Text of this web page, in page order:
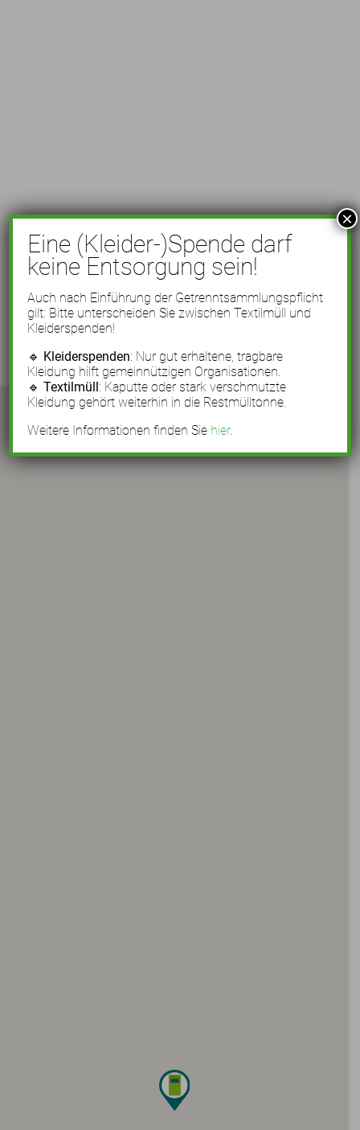
Eine (Kleider-)Spende darf
keine Entsorgung sein!
Auch nach Einführung der Getrenntsammlungspflicht
gilt: Bitte unterscheiden Sie zwischen Textilmüll und
Kleiderspenden!
🔹 Kleiderspenden: Nur gut erhaltene, tragbare
Kleidung hilft gemeinnützigen Organisationen.
🔹Textilmüll: Kaputte oder stark verschmutzte
Kleidung gehört weiterhin in die Restmülltonne.
Weitere Informationen finden Sie hier.
×